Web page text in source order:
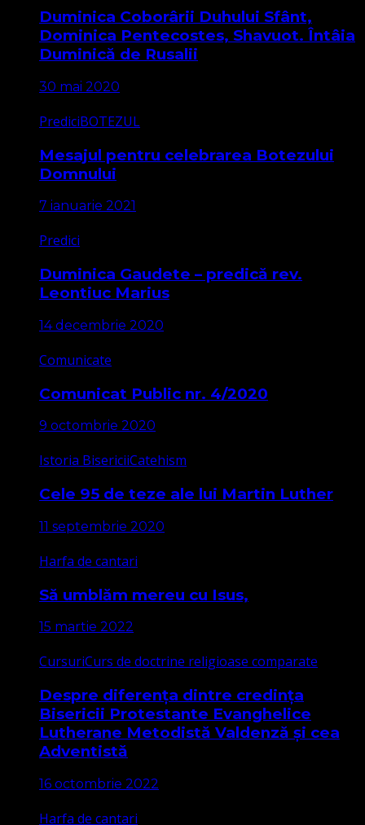
Duminica Coborârii Duhului Sfânt,
Dominica Pentecostes, Shavuot. Întâia
Duminică de Rusalii
30 mai 2020
PrediciBOTEZUL
Mesajul pentru celebrarea Botezului
Domnului
7 ianuarie 2021
Predici
Duminica Gaudete – predică rev.
Leontiuc Marius
14 decembrie 2020
Comunicate
Comunicat Public nr. 4/2020
9 octombrie 2020
Istoria BisericiiCatehism
Cele 95 de teze ale lui Martin Luther
11 septembrie 2020
Harfa de cantari
Să umblăm mereu cu Isus,
15 martie 2022
CursuriCurs de doctrine religioase comparate
Despre diferența dintre credința
Bisericii Protestante Evanghelice
Lutherane Metodistă Valdenză și cea
Adventistă
16 octombrie 2022
Harfa de cantari